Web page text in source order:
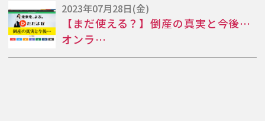
2023年07月28日(金)
【まだ使える？】倒産の真実と今後…
オンラ…